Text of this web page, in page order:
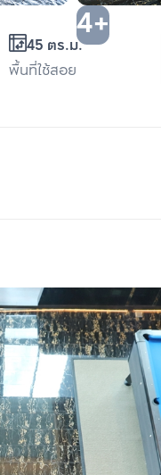
4+
45 ตร.ม.
พื้นที่ใช้สอย